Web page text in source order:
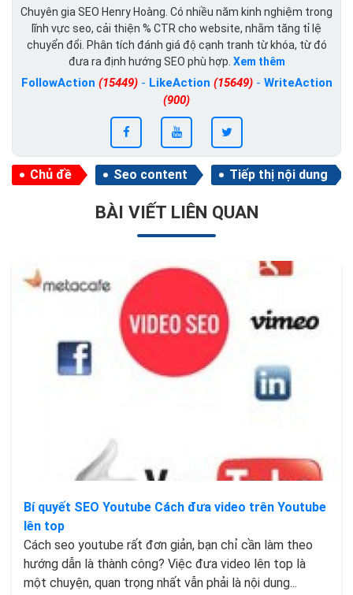
Chuyên gia SEO Henry Hoàng. Có nhiều năm kinh nghiệm trong
lĩnh vực seo, cải thiện % CTR cho website, nhằm tăng tỉ lệ
chuyển đổi. Phân tích đánh giá độ cạnh tranh từ khóa, từ đó
đưa ra định hướng SEO phù hợp. Xem thêm
FollowAction (15449)- LikeAction (15649)- WriteAction
(900)
Chủ đề Seo content Tiếp thị nội dung
BÀI VIẾT LIÊN QUAN
Bí quyết SEO Youtube Cách đưa video trên Youtube
lên top
Cách seo youtube rất đơn giản, bạn chỉ cần làm theo
hướng dẫn là thành công? Việc đưa video lên top là
một chuyện, quan trọng nhất vẫn phải là nội dung...